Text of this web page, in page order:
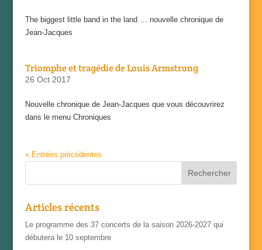
The biggest little band in the land … nouvelle chronique de
Jean-Jacques
Triomphe et tragédie de Louis Armstrong
26 Oct 2017
Nouvelle chronique de Jean-Jacques que vous découvrirez
dans le menu Chroniques
« Entrées précédentes
Articles récents
Le programme des 37 concerts de la saison 2026-2027 qui
débutera le 10 septembre